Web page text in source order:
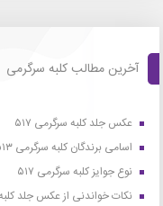
آخرین مطالب کلبه سرگرمی
عکس جلد کلبه سرگرمی ۵۱۷
اسامی برندگان کلبه سرگرمی ۵۱۳
نوع جوایز کلبه سرگرمی ۵۱۷
نکات خواندنی از عکس جلد کلبه